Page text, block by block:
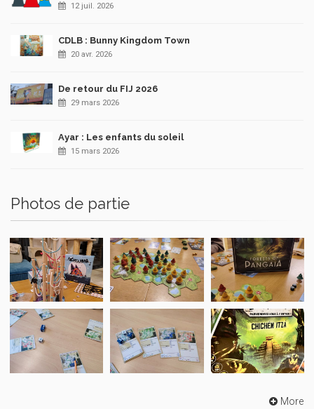
12 juil. 2026
CDLB : Bunny Kingdom Town
20 avr. 2026
De retour du FIJ 2026
29 mars 2026
Ayar : Les enfants du soleil
15 mars 2026
Photos de partie
More